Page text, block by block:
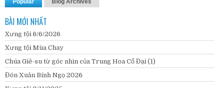
Popular Blog Archives
BÀI MỚI NHẤT
Xưng tội 6/6/2026
Xưng tội Mùa Chay
Chúa Giê-su từ góc nhìn của Trung Hoa Cổ Đại (1)
Đón Xuân Bính Ngọ 2026